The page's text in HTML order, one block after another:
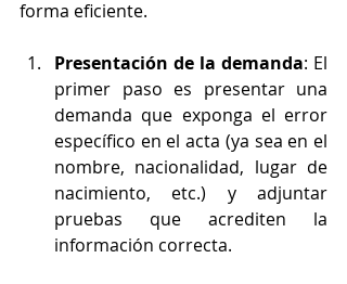
forma eficiente.
Presentación de la demanda: El
primer paso es presentar una
demanda que exponga el error
específico en el acta (ya sea en el
nombre, nacionalidad, lugar de
nacimiento, etc.) y adjuntar
pruebas que acrediten la
información correcta.